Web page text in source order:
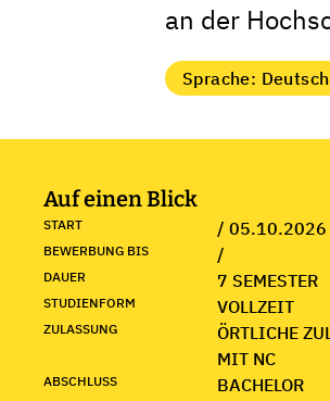
an der
Sprache: Deutsch
Auf einen Blick
START / 05.10.2026
BEWERBUNG BIS /
DAUER 7 SEMESTER
STUDIENFORM VOLLZEIT
ZULASSUNG
ÖRTLICHE
MIT NC
ABSCHLUSS BACHELOR